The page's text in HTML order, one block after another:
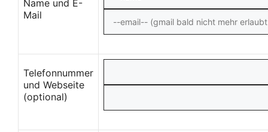
Name und E-
Mail
Telefonnummer
und Webseite
(optional)